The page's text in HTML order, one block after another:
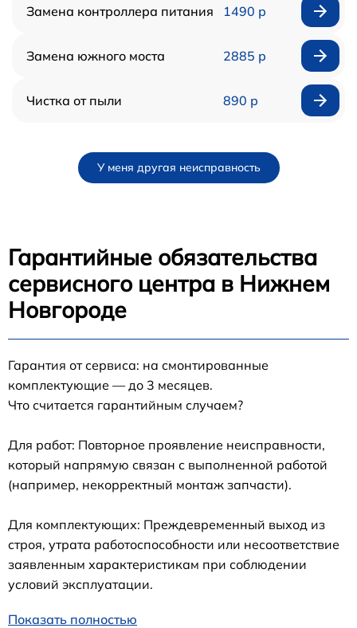
Замена контроллера питания 1490 р
Замена южного моста 2885 р
Чистка от пыли 890 р
У меня другая неисправность
Гарантийные обязательства
сервисного центра в Нижнем
Новгороде
Гарантия от сервиса: на смонтированные
комплектующие — до 3 месяцев.
Что считается гарантийным случаем?
Для работ: Повторное проявление неисправности,
который напрямую связан с выполненной работой
(например, некорректный монтаж запчасти).
Для комплектующих: Преждевременный выход из
строя, утрата работоспособности или несоответствие
заявленным характеристикам при соблюдении
условий эксплуатации.
Показать полностью